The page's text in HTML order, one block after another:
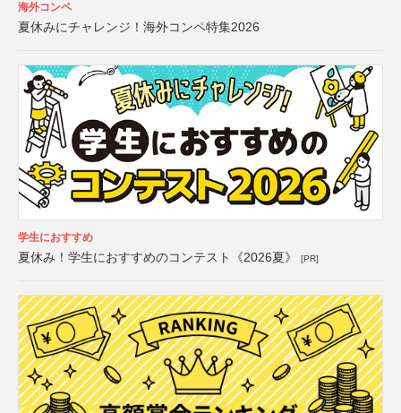
海外コンペ
夏休みにチャレンジ！海外コンペ特集2026
学生におすすめ
夏休み！学生におすすめのコンテスト《2026夏》 [PR]